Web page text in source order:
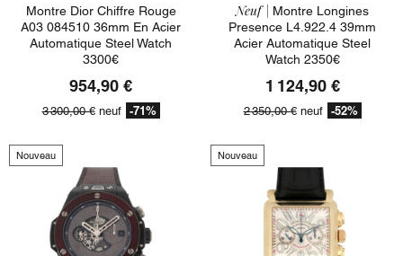
Montre Dior Chiffre Rouge
A03 084510 36mm En Acier
Automatique Steel Watch
3300€
954,90 €
3 300,00 €neuf -71%
Neuf | Montre Longines
Presence L4.922.4 39mm
Acier Automatique Steel
Watch 2350€
1 124,90 €
2 350,00 €neuf -52%
Nouveau Nouveau